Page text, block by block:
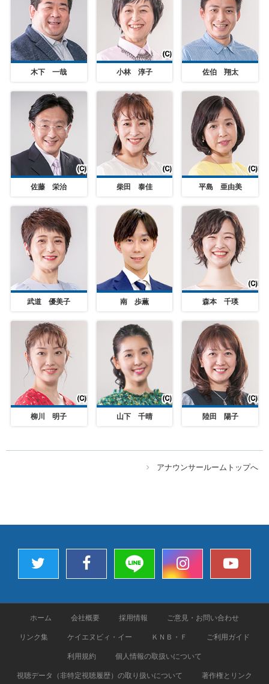
木下 一哉 小林 淳子 佐伯 翔太
佐藤 栄治 柴田 泰佳 平島 亜由美
武道 優美子 南 歩薫 森本 千瑛
柳川 明子 山下 千晴 陸田 陽子
アナウンサールームトップへ
ホーム 会社概要 採用情報 ご意見・お問い合わせ
リンク集 ケイエヌビィ・イー ＫＮＢ・Ｆ ご利用ガイド
利用規約 個人情報の取扱いについて
視聴データ（非特定視聴履歴）の取り扱いについて 著作権とリンク